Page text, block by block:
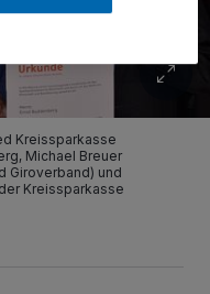
Kreissparkasse
Michael Breuer
Giroverband) und
Kreissparkasse